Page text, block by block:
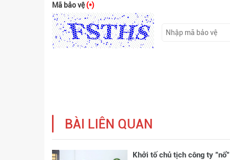
Mã bảo vệ(*)
BÀI LIÊN QUAN
Khởi tố chủ tịch công ty "nổ"